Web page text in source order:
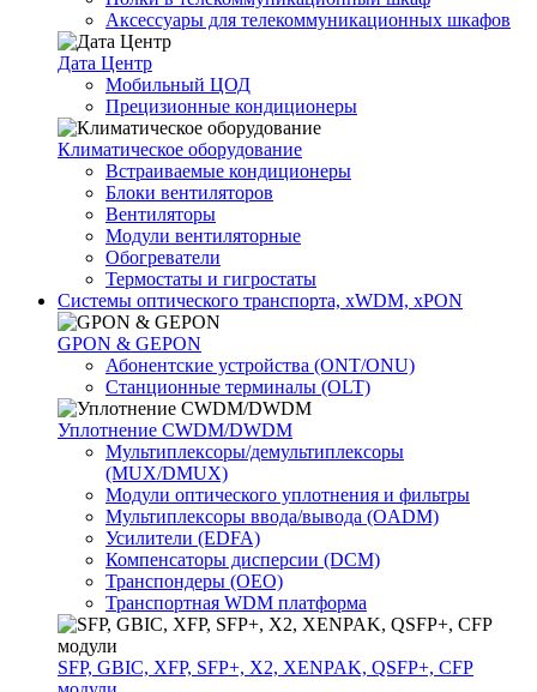
Аксессуары для телекоммуникационных шкафов
Дата Центр
Мобильный ЦОД
Прецизионные кондиционеры
Климатичeское оборудование
Встраиваемые кондиционеры
Блоки вентиляторов
Вентиляторы
Модули вентиляторные
Обогреватели
Термостаты и гигростаты
Системы оптического транспорта, xWDM, xPON
GPON & GEPON
Абонентские устройства (ONT/ONU)
Станционные терминалы (OLT)
Уплотнение CWDM/DWDM
Мультиплексоры/демультиплексоры
(MUX/DMUX)
Модули оптического уплотнения и фильтры
Мультиплексоры ввода/вывода (OADM)
Усилители (EDFA)
Компенсаторы дисперсии (DCM)
Транспондеры (OEO)
Транспортная WDM платформа
SFP, GBIC, XFP, SFP+, X2, XENPAK, QSFP+, CFP